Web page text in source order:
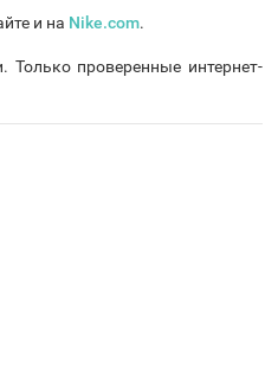
и на Nike.com.
проверенные интернет-